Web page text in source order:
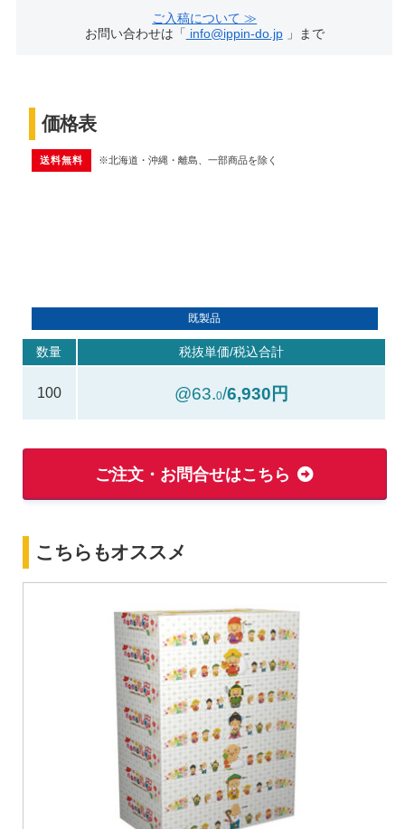
ご入稿について ≫
お問い合わせは「
info@ippin-do.jp」まで
価格表
送料無料 ※北海道・沖縄・離島、一部商品を除く
既製品
数量 税抜単価/税込合計
100 @63.0/6,930円
ご注文・お問合せはこちら
こちらもオススメ